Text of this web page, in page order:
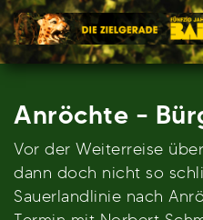
Skip
to
content
Anröchte –
Vor der Weiterreise
dann doch nicht so
Sauerlandlinie nach